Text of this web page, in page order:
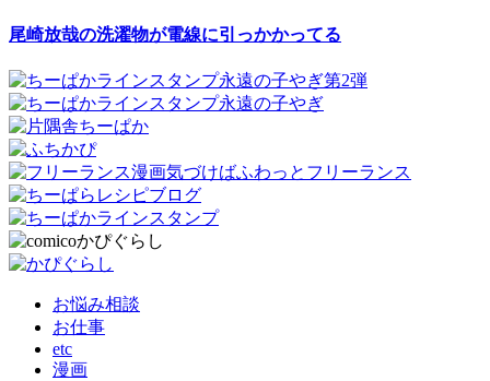
尾崎放哉の洗濯物が電線に引っかかってる
お悩み相談
お仕事
etc
漫画